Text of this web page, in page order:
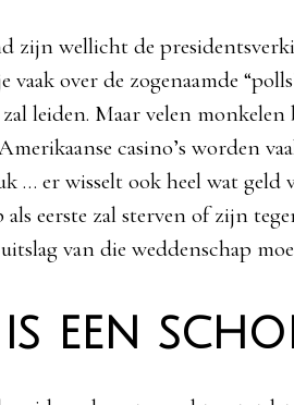
zijn wellicht de
over de zogenaamde
leiden. Maar velen
casino’s worden
… er wisselt ook heel wat geld
eerste zal sterven of zijn
van die weddenschap
een